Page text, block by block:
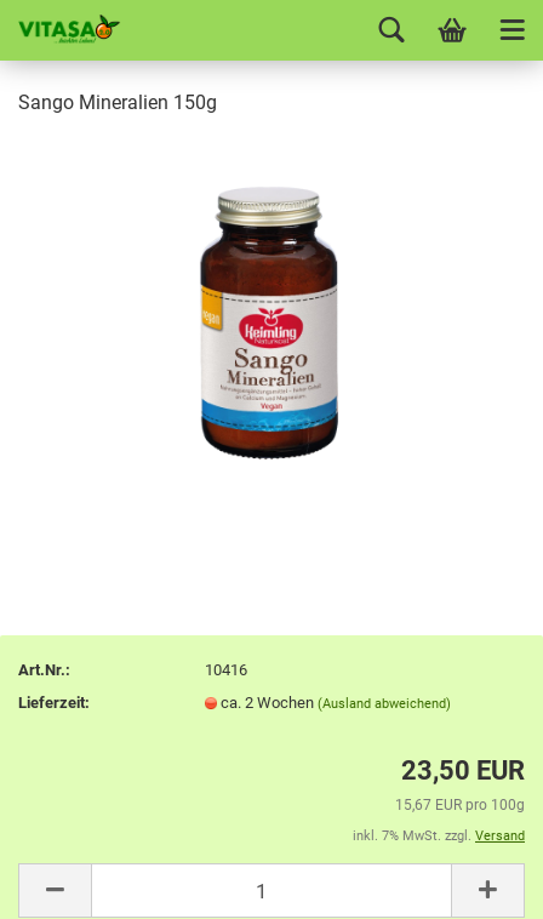
Sango Mineralien 150g
Art.Nr.:
10416
Lieferzeit:
ca. 2 Wochen(Ausland abweichend)
23,50 EUR
15,67 EUR pro 100g
inkl. 7% MwSt. zzgl. Versand